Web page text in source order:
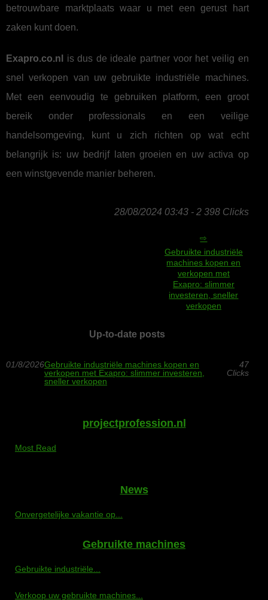
betrouwbare marktplaats waar u met een gerust hart
zaken kunt doen.
Exapro.co.nl
is dus de ideale partner voor het veilig en
snel verkopen van uw gebruikte industriële machines.
Met een eenvoudig te gebruiken platform, een groot
bereik onder professionals en een veilige
handelsomgeving, kunt u zich richten op wat echt
belangrijk is: uw bedrijf laten groeien en uw activa op
een winstgevende manier beheren.
28/08/2024 03:43 - 2 398 Clicks
Gebruikte industriële
machines kopen en
verkopen met
Exapro: slimmer
investeren, sneller
verkopen
Up-to-date posts
01/8/2026Gebruikte industriële machines kopen en
verkopen met Exapro: slimmer investeren,
sneller verkopen
47
Clicks
projectprofession.nl
Most Read
News
Onvergetelijke vakantie op...
Gebruikte machines
Gebruikte industriële...
Verkoop uw gebruikte machines...